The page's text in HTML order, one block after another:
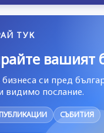
ТУК
вашият
си пред
видимо послание.
ПУБЛИКАЦИИ СЪБИТИЯ